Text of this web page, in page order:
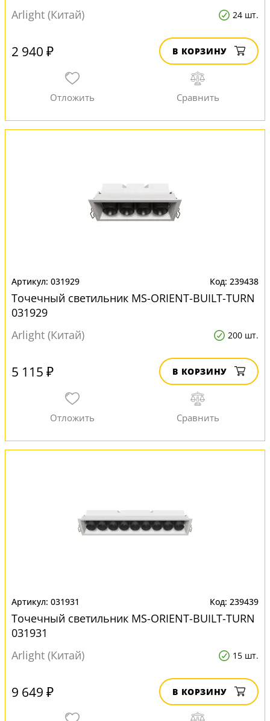
Arlight (Китай) 24 шт.
2 940 ₽ В КОРЗИНУ
031929 239438
Точечный светильник MS-ORIENT-BUILT-TURN
031929
Arlight (Китай)
200 шт.
5 115 ₽ В КОРЗИНУ
031931 239439
Точечный светильник MS-ORIENT-BUILT-TURN
031931
Arlight (Китай)
15 шт.
9 649 ₽ В КОРЗИНУ